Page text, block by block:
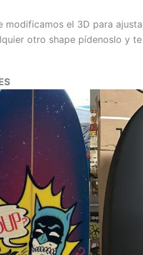
el 3D para
otro shape pídenoslo y